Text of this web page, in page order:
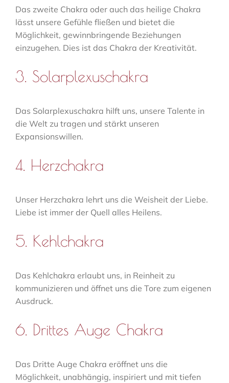
Das zweite Chakra oder auch das heilige Chakra
lässt unsere Gefühle fließen und bietet die
Möglichkeit, gewinnbringende Beziehungen
einzugehen. Dies ist das Chakra der Kreativität.
3. Solarplexuschakra
Das Solarplexuschakra hilft uns, unsere Talente in
die Welt zu tragen und stärkt unseren
Expansionswillen.
4. Herzchakra
Unser Herzchakra lehrt uns die Weisheit der Liebe.
Liebe ist immer der Quell alles Heilens.
5. Kehlchakra
Das Kehlchakra erlaubt uns, in Reinheit zu
kommunizieren und öffnet uns die Tore zum eigenen
Ausdruck.
6. Drittes Auge Chakra
Das Dritte Auge Chakra eröffnet uns die
Möglichkeit, unabhängig, inspiriert und mit tiefen